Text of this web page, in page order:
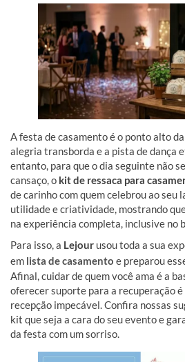
A festa de casamento é o ponto alto
alegria transborda e a pista de dança
entanto, para que o dia seguinte não
cansaço, o kit de ressaca para
de carinho com quem celebrou ao seu
utilidade e criatividade, mostrando
na experiência completa, inclusive no
Para isso, a Lejour usou toda a sua
em lista de casamento e preparou
Afinal, cuidar de quem você ama é a
oferecer suporte para a recuperação
recepção impecável. Confira nossas
kit que seja a cara do seu evento e
da festa com um sorriso.